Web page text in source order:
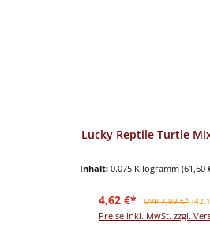
Lucky Reptile Turtle
Inhalt: 0.075 Kilogramm (61,60
Verkaufspreis:
4,62 €* Regulärer Preis:
UVP 7,99 €*
Preise inkl. MwSt. zzgl.